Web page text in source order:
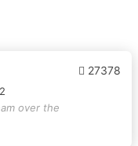
27378
over the